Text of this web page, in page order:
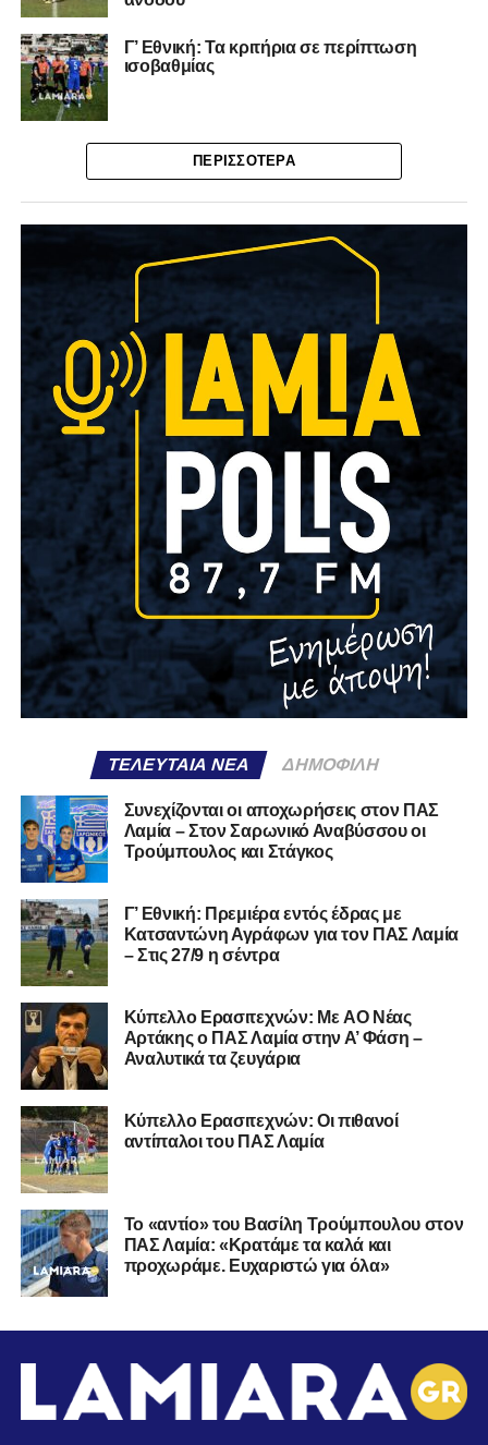
Γ’ Εθνική: Τα κριτήρια σε περίπτωση
ισοβαθμίας
ΠΕΡΙΣΣΌΤΕΡΑ
ΤΕΛΕΥΤΑΊΑ ΝΈΑ ΔΗΜΟΦΙΛΉ
Συνεχίζονται οι αποχωρήσεις στον ΠΑΣ
Λαμία – Στον Σαρωνικό Αναβύσσου οι
Τρούμπουλος και Στάγκος
Γ’ Εθνική: Πρεμιέρα εντός έδρας με
Κατσαντώνη Αγράφων για τον ΠΑΣ Λαμία
– Στις 27/9 η σέντρα
Kύπελλο Ερασιτεχνών: Με AO Nέας
Αρτάκης ο ΠΑΣ Λαμία στην Α’ Φάση –
Αναλυτικά τα ζευγάρια
Κύπελλο Ερασιτεχνών: Οι πιθανοί
αντίπαλοι του ΠΑΣ Λαμία
Το «αντίο» του Βασίλη Τρούμπουλου στον
ΠΑΣ Λαμία: «Κρατάμε τα καλά και
προχωράμε. Ευχαριστώ για όλα»